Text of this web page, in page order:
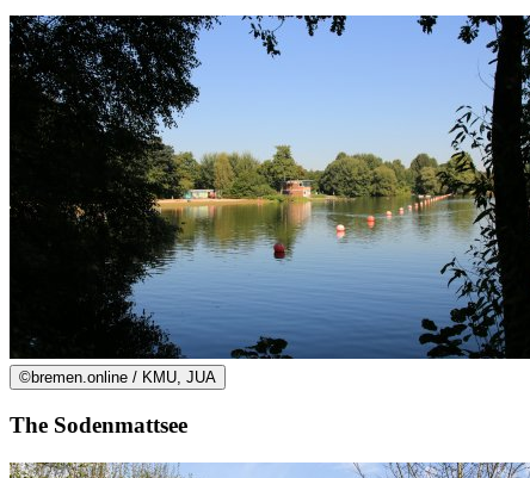
©bremen.online / KMU, JUA
The Sodenmattsee